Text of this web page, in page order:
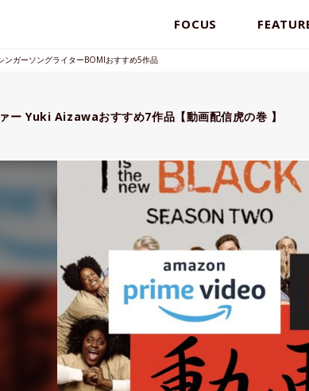
FOCUS
ンガーソングライターBOMIおすすめ5作品
ー Yuki Aizawaおすすめ7作品【動画配信虎の巻 】